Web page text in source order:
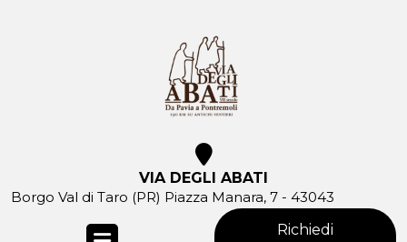
VIA DEGLI ABATI
Borgo Val di Taro (PR) Piazza Manara, 7 - 43043
Richiedi